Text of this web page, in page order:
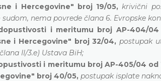
i Hercegovine" broj 19/05, krivični
nema povrede člana 6. Evropske
i meritumu broj AP-404/
i Hercegovine" broj 32/04, postupak
II/3.e) Ustava BiH;
i meritumu broj AP-405/04 od
broj 40/05, postupak isplate